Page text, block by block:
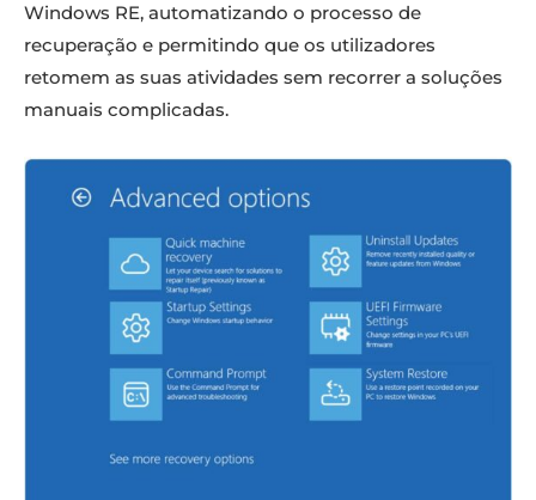
Windows RE, automatizando o processo de
recuperação e permitindo que os utilizadores
retomem as suas atividades sem recorrer a soluções
manuais complicadas.